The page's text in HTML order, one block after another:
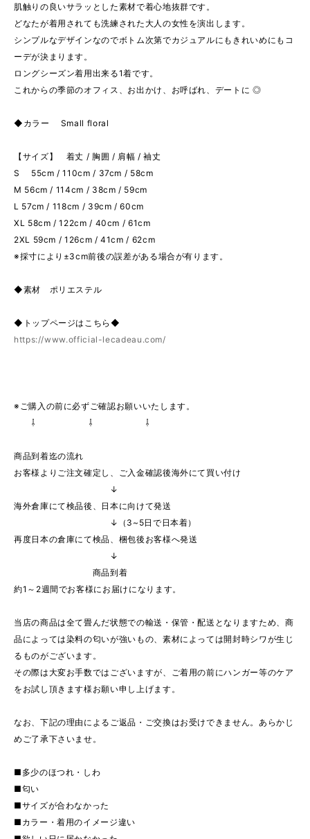
肌触りの良いサラッとした素材で着心地抜群です。
どなたが着用されても洗練された大人の女性を演出します。
シンプルなデザインなのでボトム次第でカジュアルにもきれいめにもコ
ーデが決まります。
ロングシーズン着用出来る1着です。
これからの季節のオフィス、お出かけ、お呼ばれ、デートに ◎
◆カラー Small floral
【サイズ】 着丈 / 胸囲 / 肩幅 / 袖丈
S 55cm / 110cm / 37cm / 58cm
M 56cm / 114cm / 38cm / 59cm
L 57cm / 118cm / 39cm / 60cm
XL 58cm / 122cm / 40cm / 61cm
2XL 59cm / 126cm / 41cm / 62cm
※採寸により±3cm前後の誤差がある場合が有ります。
◆素材 ポリエステル
◆トップページはこちら◆
https://www.official-lecadeau.com/
※ご購入の前に必ずご確認お願いいたします。
⇩ ⇩ ⇩
商品到着迄の流れ
お客様よりご注文確定し、ご入金確認後海外にて買い付け
↓
海外倉庫にて検品後、日本に向けて発送
↓（3~5日で日本着）
再度日本の倉庫にて検品、梱包後お客様へ発送
↓
商品到着
約1～2週間でお客様にお届けになります。
当店の商品は全て畳んだ状態での輸送・保管・配送となりますため、商
品によっては染料の匂いが強いもの、素材によっては開封時シワが生じ
るものがございます。
その際は大変お手数ではございますが、ご着用の前にハンガー等のケア
をお試し頂きます様お願い申し上げます。
なお、下記の理由によるご返品・ご交換はお受けできません。あらかじ
めご了承下さいませ。
■多少のほつれ・しわ
■匂い
■サイズが合わなかった
■カラー・着用のイメージ違い